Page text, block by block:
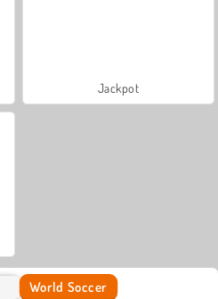
Jackpot
World Soccer